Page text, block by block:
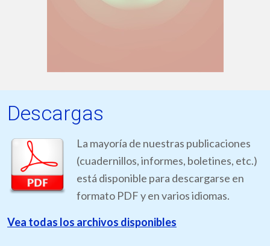
Descargas
La mayoría de nuestras publicaciones
(cuadernillos, informes, boletines, etc.)
está disponible para descargarse en
formato PDF y en varios idiomas.
Vea todas los archivos disponibles